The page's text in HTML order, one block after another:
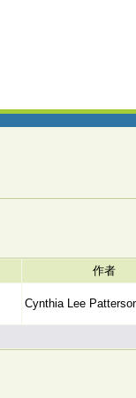
作者
Cynthia Lee